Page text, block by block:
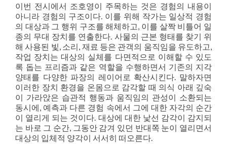
이번 전시에서 조호영이 주목하는 것은 경험의 내용이
아니라 경험의 구조이다. 이를 위해 작가는 일상적 경험
의 대상과 그 행위 구조를 해체하고, 이를 살짝 비틀어 일
종의 무대 장치를 연출한다. 사물의 근본 형태를 찾기 위
해 사용된 빛, 소리, 재료 등은 관객의 움직임을 유도하고,
작업 장치는 대상의 실체를 다면적으로 이해할 수 있도
록 돕는 프리즘과 같은 역할을 수행하면서 기존의 지각
양태를 다양한 파장의 레이어로 확산시킨다. 말하자면
이러한 장치 환경을 온몸으로 감각할 때 의식 아래 깊숙
이 가라앉은 습관적 행동과 움직임의 관성이 소환되는
동시에, 예측과 다른 경험 속에서 그에 대한 자각의 순간
이 열리게 되는 것이다. 대상에 대한 낯선 감각이 감지되
는 바로 그 순간, 그동안 감겨 있던 반대쪽 눈이 열리면서
대상의 입체적 양각이 서서히 떠오른다.